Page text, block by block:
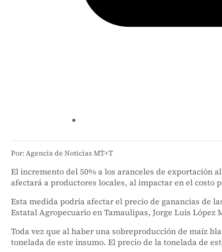
Por: Agencia de Noticias MT+T
El incremento del 50% a los aranceles de exportación
afectará a productores locales, al impactar en el costo
Esta medida podría afectar el precio de ganancias de
Estatal Agropecuario en Tamaulipas, Jorge Luis López
Toda vez que al haber una sobreproducción de maíz
tonelada de este insumo. El precio de la tonelada de